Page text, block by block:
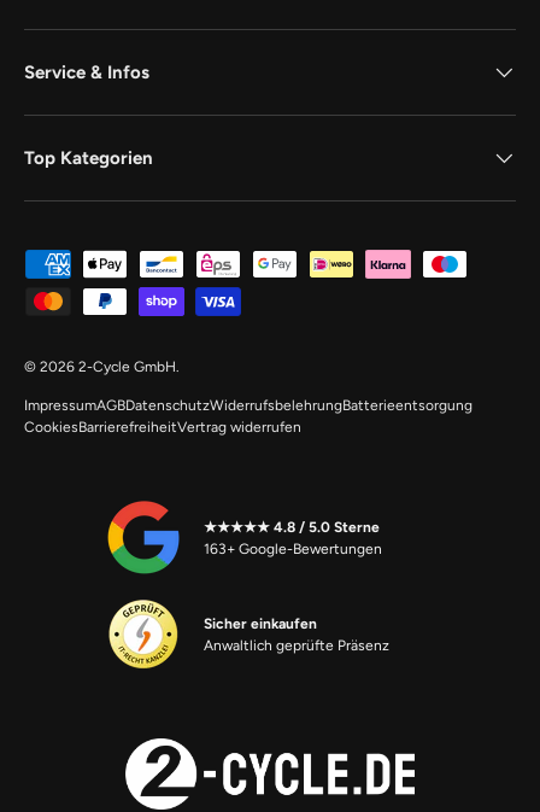
Service & Infos
Top Kategorien
Zahlungsmethoden
© 2026 2-Cycle GmbH.
ImpressumAGBDatenschutzWiderrufsbelehrungBatterieentsorgung
CookiesBarrierefreiheitVertrag widerrufen
★★★★★ 4.8 / 5.0 Sterne
163+ Google-Bewertungen
Sicher einkaufen
Anwaltlich geprüfte Präsenz